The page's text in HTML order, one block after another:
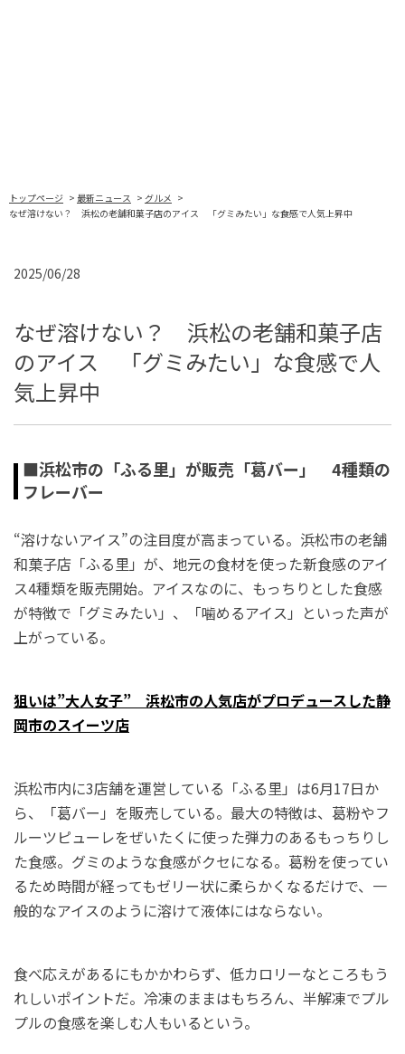
トップページ 最新ニュース
グルメ
なぜ溶けない？ 浜松の老舗和菓子店のアイス 「グミみたい」な食感で人気上昇中
2025/06/28
なぜ溶けない？ 浜松の老舗和菓子店
のアイス 「グミみたい」な食感で人
気上昇中
■浜松市の「ふる里」が販売「葛バー」 4種類の
フレーバー
“溶けないアイス”の注目度が高まっている。浜松市の老舗
和菓子店「ふる里」が、地元の食材を使った新食感のアイ
ス4種類を販売開始。アイスなのに、もっちりとした食感
が特徴で「グミみたい」、「噛めるアイス」といった声が
上がっている。
狙いは”大人女子” 浜松市の人気店がプロデュースした静
岡市のスイーツ店
浜松市内に3店舗を運営している「ふる里」は6月17日か
ら、「葛バー」を販売している。最大の特徴は、葛粉やフ
ルーツピューレをぜいたくに使った弾力のあるもっちりし
た食感。グミのような食感がクセになる。葛粉を使ってい
るため時間が経ってもゼリー状に柔らかくなるだけで、一
般的なアイスのように溶けて液体にはならない。
食べ応えがあるにもかかわらず、低カロリーなところもう
れしいポイントだ。冷凍のままはもちろん、半解凍でプル
プルの食感を楽しむ人もいるという。